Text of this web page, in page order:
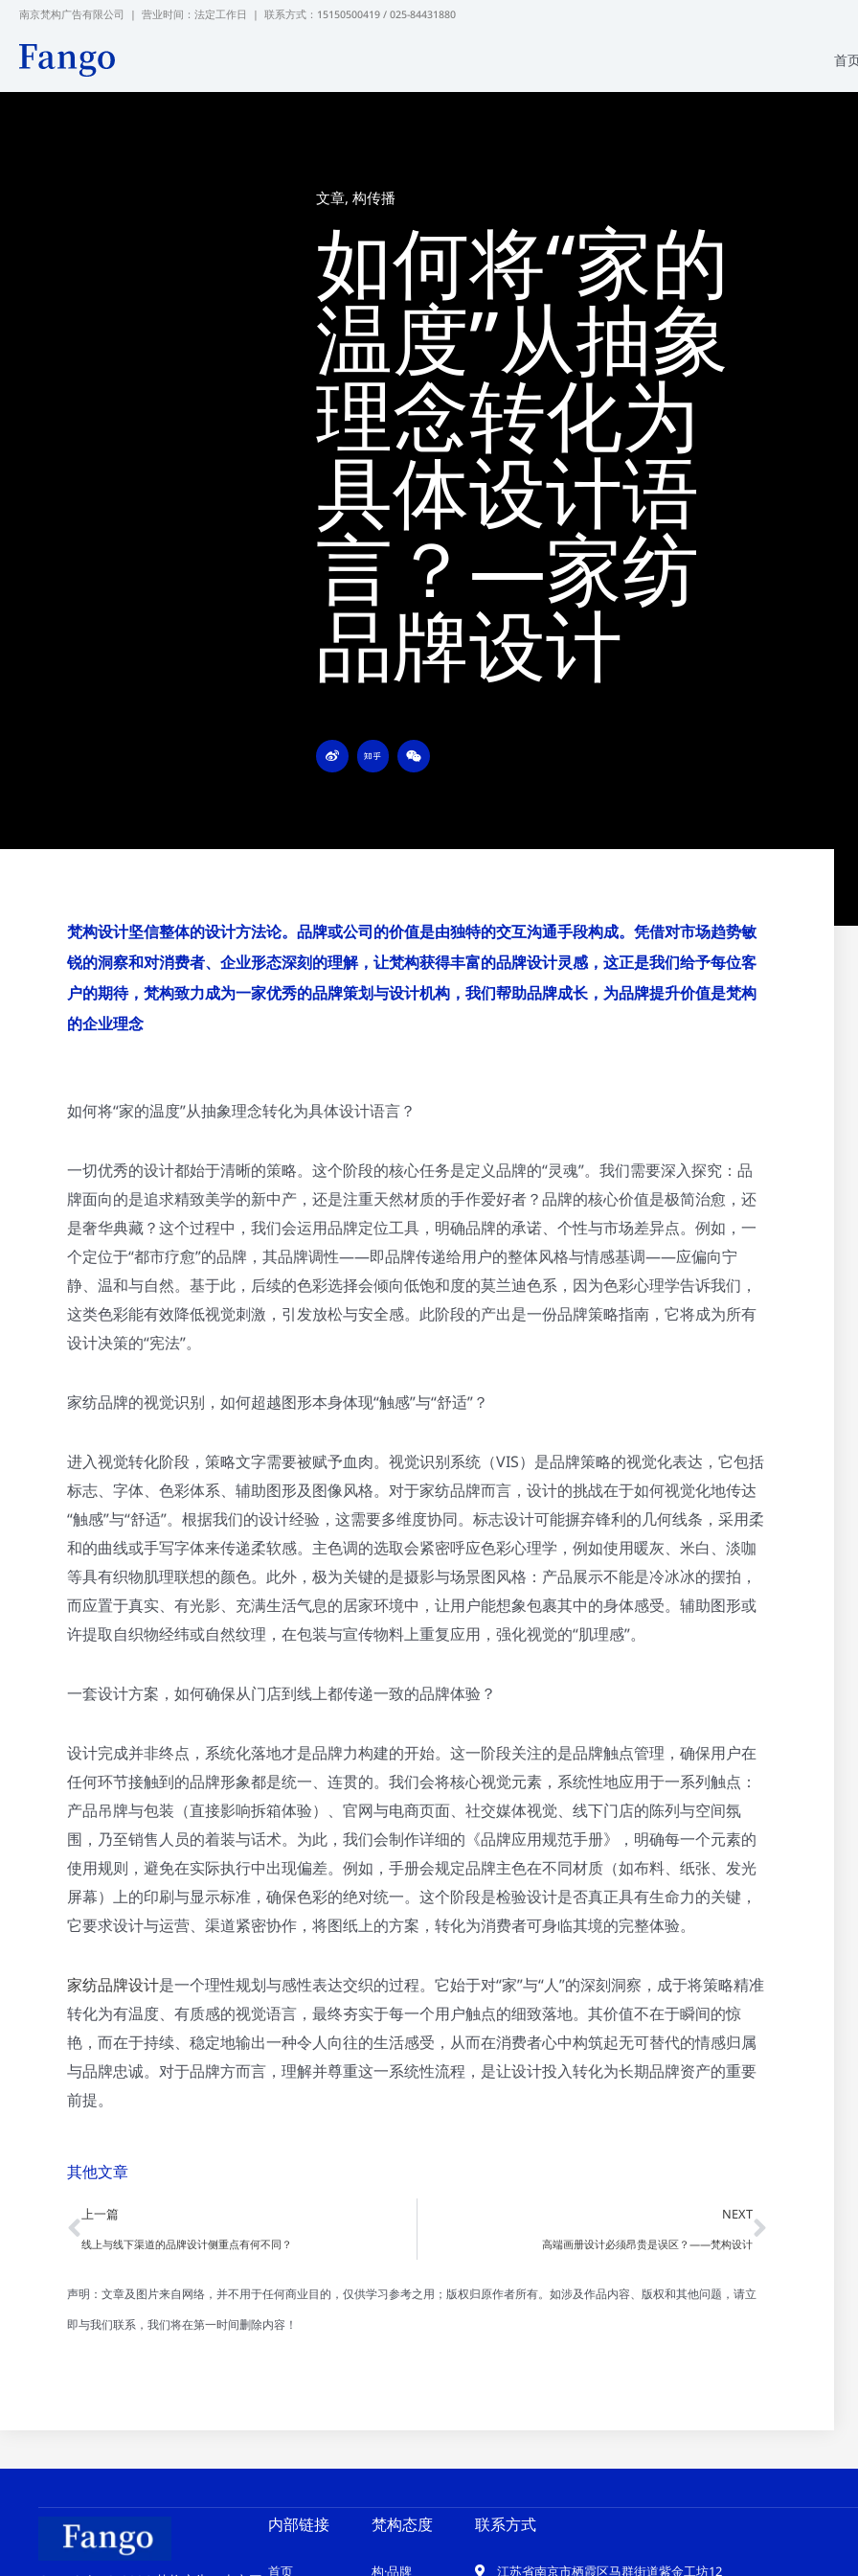
南京梵构广告有限公司 | 营业时间：法定工作日 | 联系方式：15150500419 / 025-84431880
首
文章, 构传播
如何将“家的
温度”从抽象
理念转化为
具体设计语
言？—家纺
品牌设计
W
e
i
Z
h
i
W
e
i
梵构设计坚信整体的设计方法论。品牌或公司的价值是由独特的交互沟通手段构成。凭借对市场趋势敏
锐的洞察和对消费者、企业形态深刻的理解，让梵构获得丰富的品牌设计灵感，这正是我们给予每位客
户的期待，梵构致力成为一家优秀的品牌策划与设计机构，我们帮助品牌成长，为品牌提升价值是梵构
的企业理念
如何将“家的温度”从抽象理念转化为具体设计语言？
一切优秀的设计都始于清晰的策略。这个阶段的核心任务是定义品牌的“灵魂”。我们需要深入探究：品
牌面向的是追求精致美学的新中产，还是注重天然材质的手作爱好者？品牌的核心价值是极简治愈，还
是奢华典藏？这个过程中，我们会运用品牌定位工具，明确品牌的承诺、个性与市场差异点。例如，一
个定位于“都市疗愈”的品牌，其品牌调性——即品牌传递给用户的整体风格与情感基调——应偏向宁
静、温和与自然。基于此，后续的色彩选择会倾向低饱和度的莫兰迪色系，因为色彩心理学告诉我们，
这类色彩能有效降低视觉刺激，引发放松与安全感。此阶段的产出是一份品牌策略指南，它将成为所有
设计决策的“宪法”。
家纺品牌的视觉识别，如何超越图形本身体现“触感”与“舒适”？
进入视觉转化阶段，策略文字需要被赋予血肉。视觉识别系统（VIS）是品牌策略的视觉化表达，它包括
标志、字体、色彩体系、辅助图形及图像风格。对于家纺品牌而言，设计的挑战在于如何视觉化地传达
“触感”与“舒适”。根据我们的设计经验，这需要多维度协同。标志设计可能摒弃锋利的几何线条，采用柔
和的曲线或手写字体来传递柔软感。主色调的选取会紧密呼应色彩心理学，例如使用暖灰、米白、淡咖
等具有织物肌理联想的颜色。此外，极为关键的是摄影与场景图风格：产品展示不能是冷冰冰的摆拍，
而应置于真实、有光影、充满生活气息的居家环境中，让用户能想象包裹其中的身体感受。辅助图形或
许提取自织物经纬或自然纹理，在包装与宣传物料上重复应用，强化视觉的“肌理感”。
一套设计方案，如何确保从门店到线上都传递一致的品牌体验？
设计完成并非终点，系统化落地才是品牌力构建的开始。这一阶段关注的是品牌触点管理，确保用户在
任何环节接触到的品牌形象都是统一、连贯的。我们会将核心视觉元素，系统性地应用于一系列触点：
产品吊牌与包装（直接影响拆箱体验）、官网与电商页面、社交媒体视觉、线下门店的陈列与空间氛
围，乃至销售人员的着装与话术。为此，我们会制作详细的《品牌应用规范手册》，明确每一个元素的
使用规则，避免在实际执行中出现偏差。例如，手册会规定品牌主色在不同材质（如布料、纸张、发光
屏幕）上的印刷与显示标准，确保色彩的绝对统一。这个阶段是检验设计是否真正具有生命力的关键，
它要求设计与运营、渠道紧密协作，将图纸上的方案，转化为消费者可身临其境的完整体验。
家纺品牌设计是一个理性规划与感性表达交织的过程。它始于对“家”与“人”的深刻洞察，成于将策略精准
转化为有温度、有质感的视觉语言，最终夯实于每一个用户触点的细致落地。其价值不在于瞬间的惊
艳，而在于持续、稳定地输出一种令人向往的生活感受，从而在消费者心中构筑起无可替代的情感归属
与品牌忠诚。对于品牌方而言，理解并尊重这一系统性流程，是让设计投入转化为长期品牌资产的重要
前提。
其他文章
Prev
上一篇
线上与线下渠道的品牌设计侧重点有何不同？
NEXT
高端画册设计必须昂贵是误区？——梵构设计
Next
声明：文章及图片来自网络，并不用于任何商业目的，仅供学习参考之用；版权归原作者所有。如涉及作品内容、版权和其他问题，请立
即与我们联系，我们将在第一时间删除内容！
内部链接
首页
梵构态度
构·品牌
联系方式
江苏省南京市栖霞区马群街道紫金工坊12